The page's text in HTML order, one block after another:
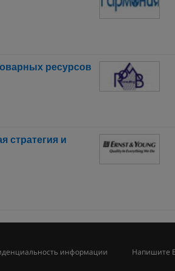
ресурсов
стратегия и
информации Напишите